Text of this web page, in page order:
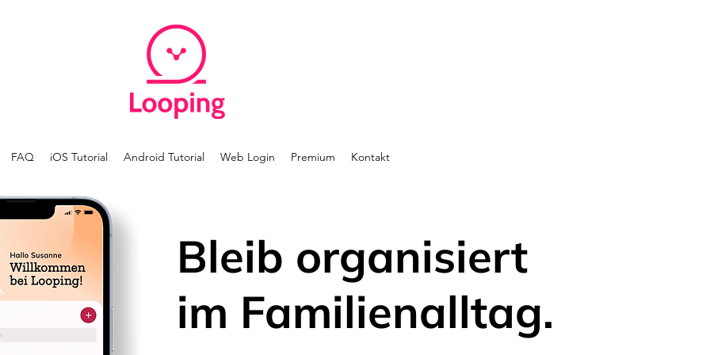
FAQ iOS Tutorial Android Tutorial Web Login Premium Kontakt
Bleib organisiert
im Familienalltag.